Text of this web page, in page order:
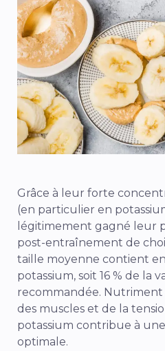
Grâce à leur forte
(en particulier en
légitimement gagné leur
post-entraînement de
taille moyenne contient
potassium, soit 16 % de la
recommandée.
des muscles et de la
potassium contribue à
optimale.